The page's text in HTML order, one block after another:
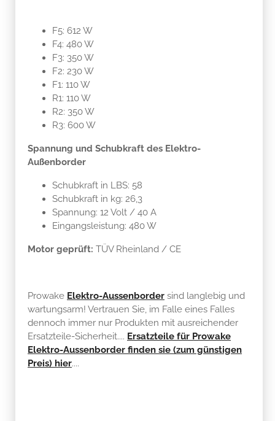
F5: 612 W
F4: 480 W
F3: 350 W
F2: 230 W
F1: 110 W
R1: 110 W
R2: 350 W
R3: 600 W
Spannung und Schubkraft des Elektro-
Außenborder
Schubkraft in LBS: 58
Schubkraft in kg: 26,3
Spannung: 12 Volt / 40 A
Eingangsleistung: 480 W
Motor geprüft: TÜV Rheinland / CE
Prowake Elektro-Aussenborder sind langlebig und
wartungsarm! Vertrauen Sie, im Falle eines Falles
dennoch immer nur Produkten mit ausreichender
Ersatzteile-Sicherheit.... Ersatzteile für Prowake
Elektro-Aussenborder finden sie (zum günstigen
Preis) hier....